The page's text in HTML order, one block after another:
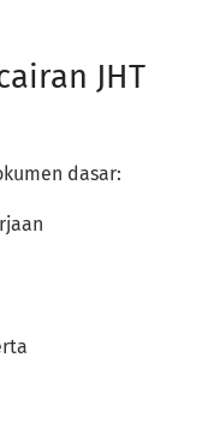
JHT
dasar: